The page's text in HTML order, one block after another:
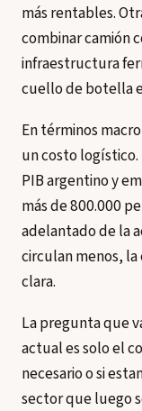
más rentables.
combinar camión
infraestructura
cuello de botella
En términos
un costo
PIB argentino y
más de 800.000
adelantado de la
circulan menos,
clara.
La pregunta que
actual es solo el
necesario o si
sector que luego